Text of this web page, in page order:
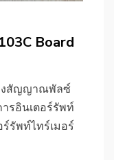
Board
งสัญญาณพัลซ์
รอินเตอร์รัพท์
รัพท์ไทร์เมอร์